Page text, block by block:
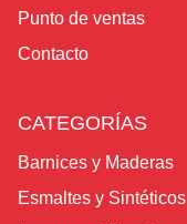
Punto de ventas
Contacto
CATEGORÍAS
Barnices y Maderas
Esmaltes y Sintéticos